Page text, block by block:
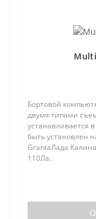
Бортовой
двумя типами
устанавливается
быть установлен
GrantaЛада
110Ла..